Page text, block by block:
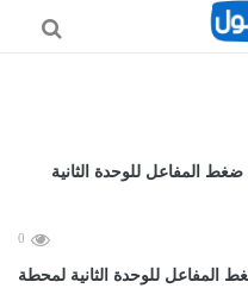
0
المفاعل للوحدة الثانية لمحطة